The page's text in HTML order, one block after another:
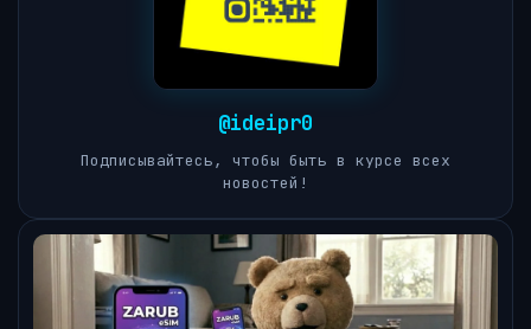
@ideipr0
Подписывайтесь, чтобы быть в курсе всех
новостей!